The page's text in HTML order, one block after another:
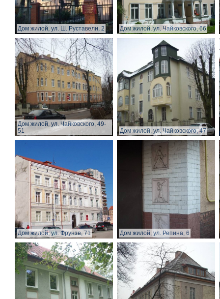
Дом жилой, ул. Ш. Руставели, 2 Дом жилой, ул. Чайковского, 66
Дом жилой, ул. Чайковского, 49-
51
Дом жилой, ул. Чайковского, 47
Дом жилой, ул. Фрунзе, 71 Дом жилой, ул. Репина, 6